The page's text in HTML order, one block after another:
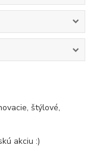
štýlové,
akciu :)